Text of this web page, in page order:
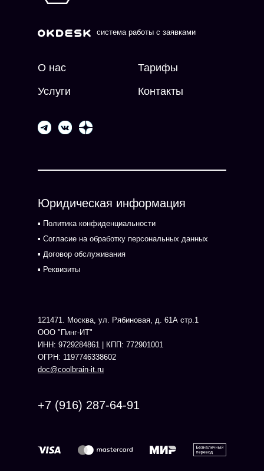
О нас
Контакты
Услуги
Тарифы
система работы с заявками
+7 (916) 287-64-91
121471. Москва, ул. Рябиновая, д. 61А стр.1
ООО "Пинг-ИТ"
ИНН: 9729284861 | КПП: 772901001
ОГРН: 1197746338602
doc@coolbrain-it.ru
Юридическая информация
▪ Политика конфиденциальности
▪ Согласие на обработку персональных данных
▪ Договор обслуживания
▪ Реквизиты